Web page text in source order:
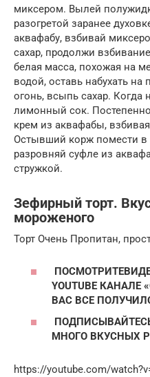
миксером. Вылей
разогретой заранее
аквафабу, взбивай
сахар, продолжи
белая масса, похожая на
водой, оставь набухать на
огонь, всыпь сахар. Когда
лимонный сок.
крем из аквафабы,
Остывший корж помести в
разровняй суфле из
стружкой.
Зефирный торт.
мороженого
Торт Очень Пропитан,
ПОСМОТРИТЕ
YOUTUBE КАНАЛЕ
ВАС ВСЕ
МНОГО ВКУСНЫХ
https://youtube.com/